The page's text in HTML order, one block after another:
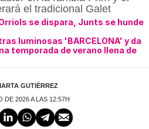
el tradicional Galet
se dispara, Junts se hunde
luminosas 'BARCELONA' y da
temporada de verano llena de
GUTIÉRREZ
DE 2026 A LAS 12:57H